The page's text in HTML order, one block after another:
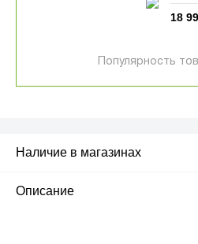
18
Популярность
Наличие в магазинах
Описание